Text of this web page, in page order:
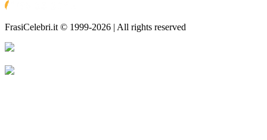
FrasiCelebri.it © 1999-2026 | All rights reserved